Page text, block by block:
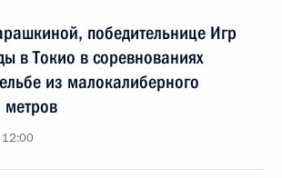
победительнице Игр
в Токио в соревнованиях
из малокалиберного
метров
12:00